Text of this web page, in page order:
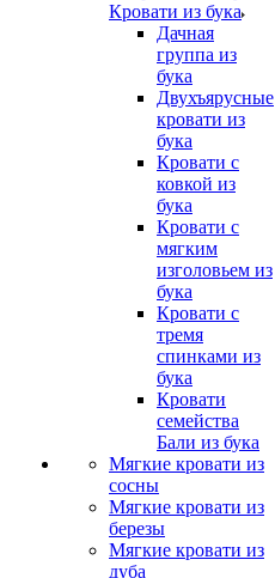
Кровати из бука
Дачная
группа из
бука
Двухъярусные
кровати из
бука
Кровати с
ковкой из
бука
Кровати с
мягким
изголовьем из
бука
Кровати с
тремя
спинками из
бука
Кровати
семейства
Бали из бука
Мягкие кровати из
сосны
Мягкие кровати из
березы
Мягкие кровати из
дуба